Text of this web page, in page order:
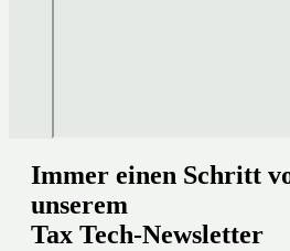
Immer einen Schritt
unserem
Tax Tech-Newsletter